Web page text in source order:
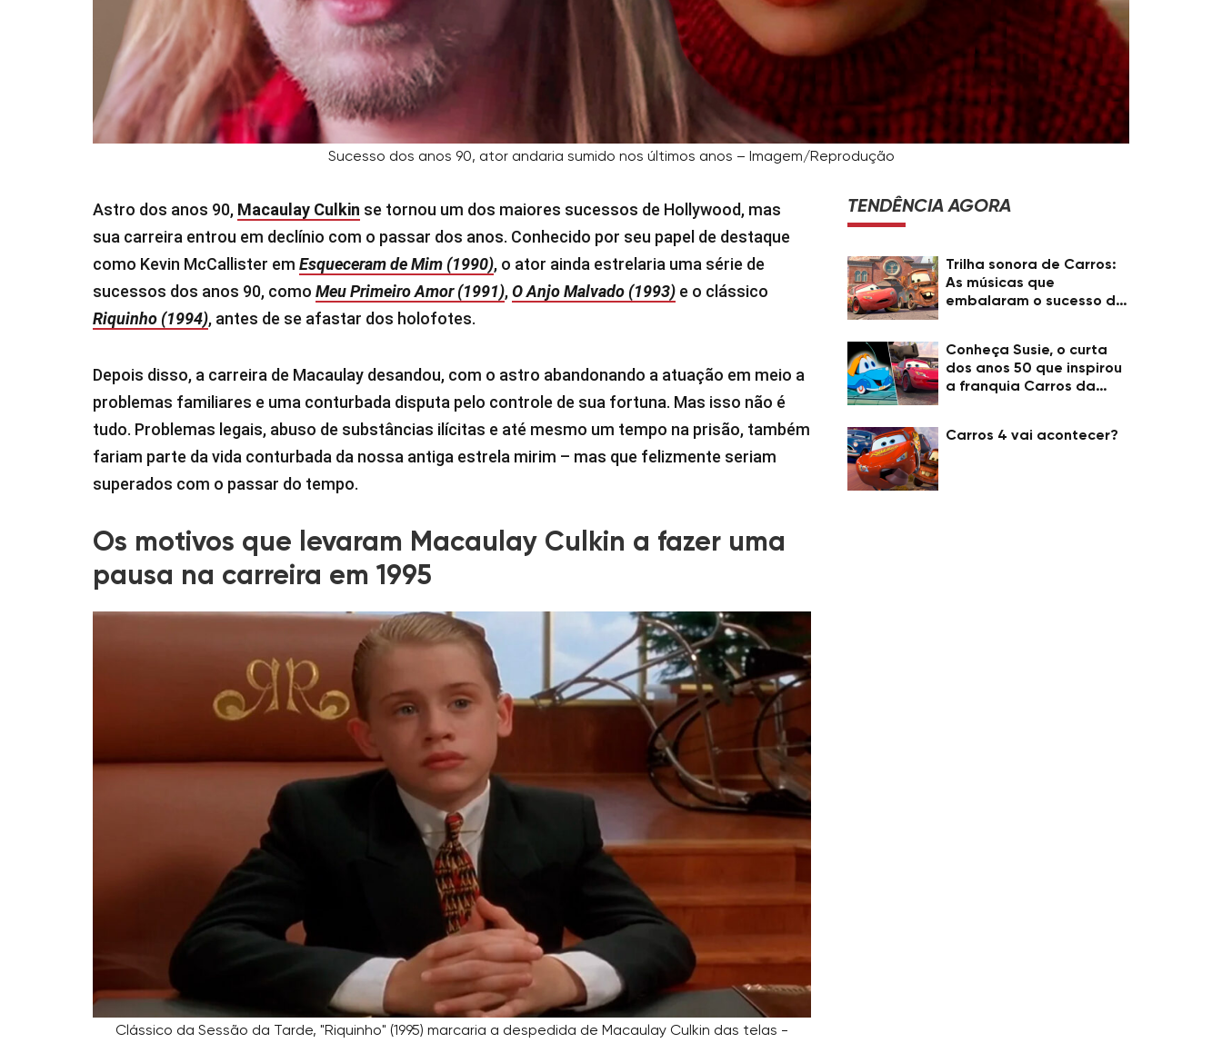
Sucesso dos anos 90, ator andaria sumido nos últimos anos – Imagem/Reprodução
Astro dos anos 90, Macaulay Culkin se tornou um dos maiores sucessos de Hollywood, mas
sua carreira entrou em declínio com o passar dos anos. Conhecido por seu papel de destaque
como Kevin McCallister em Esqueceram de Mim (1990), o ator ainda estrelaria uma série de
sucessos dos anos 90, como Meu Primeiro Amor (1991),O Anjo Malvado (1993) e o clássico
Riquinho (1994), antes de se afastar dos holofotes.
Depois disso, a carreira de Macaulay desandou, com o astro abandonando a atuação em meio a
problemas familiares e uma conturbada disputa pelo controle de sua fortuna. Mas isso não é
tudo. Problemas legais, abuso de substâncias ilícitas e até mesmo um tempo na prisão, também
fariam parte da vida conturbada da nossa antiga estrela mirim – mas que felizmente seriam
superados com o passar do tempo.
Os motivos que levaram Macaulay Culkin a fazer uma
pausa na carreira em 1995
Clássico da Sessão da Tarde, "Riquinho" (1995) marcaria a despedida de Macaulay Culkin das telas -
TENDÊNCIA AGORA
Trilha sonora de Carros:
As músicas que
embalaram o sucesso da
Conheça Susie, o curta
dos anos 50 que inspirou
a franquia Carros da
Carros 4 vai acontecer?